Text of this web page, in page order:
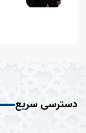
دسترسی سریع